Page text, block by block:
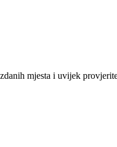
mjesta i uvijek